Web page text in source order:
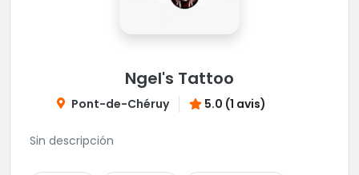
Ngel's Tattoo
Pont-de-Chéruy 5.0 (1 avis)
Sin descripción